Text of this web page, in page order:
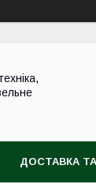
ДОСТАВКА